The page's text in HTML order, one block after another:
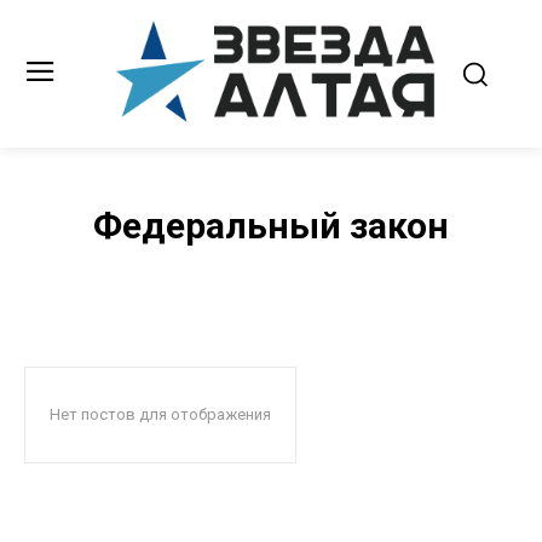
Федеральный закон
Нет постов для отображения